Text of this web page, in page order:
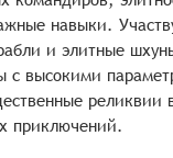
навыки.
и элитные
высокими
реликвии
приключений.